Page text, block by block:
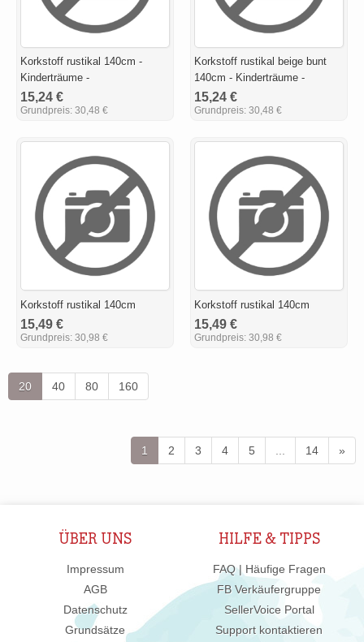
Korkstoff rustikal 140cm -
Kinderträume -
15,24 €
Grundpreis: 30,48 €
Korkstoff rustikal beige bunt
140cm - Kinderträume -
15,24 €
Grundpreis: 30,48 €
Korkstoff rustikal 140cm
15,49 €
Grundpreis: 30,98 €
Korkstoff rustikal 140cm
15,49 €
Grundpreis: 30,98 €
20 40 80 160
1 2 3 4 5 14 »
ÜBER UNS
Impressum
AGB
Datenschutz
Grundsätze
HILFE & TIPPS
FAQ | Häufige Fragen
FB Verkäufergruppe
SellerVoice Portal
Support kontaktieren